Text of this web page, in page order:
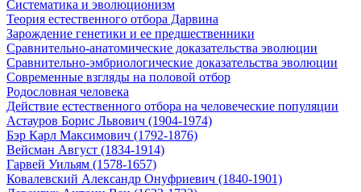
Систематика и эволюционизм
Теория естественного отбора Дарвина
Зарождение генетики и ее предшественники
Сравнительно-анатомические доказательства эволюции
Сравнительно-эмбриологические доказательства эволюции
Современные взгляды на половой отбор
Родословная человека
Действие естественного отбора на человеческие популяции
Астауров Борис Львович (1904-1974)
Бэр Карл Максимович (1792-1876)
Вейсман Август (1834-1914)
Гарвей Уильям (1578-1657)
Ковалевский Александр Онуфриевич (1840-1901)